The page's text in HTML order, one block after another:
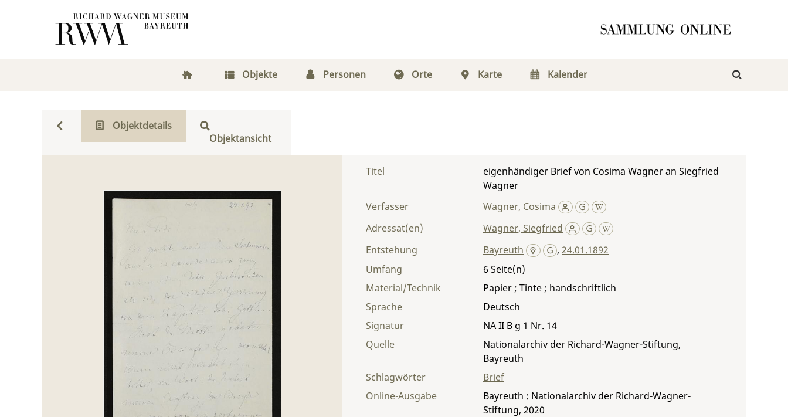
Objekte Personen Orte Karte Kalender
Objektdetails
Objektansicht
Titel
eigenhändiger Brief von Cosima Wagner an Siegfried
Wagner
Verfasser
Wagner, Cosima
Adressat(en)
Wagner, Siegfried
Entstehung
Bayreuth ,24.01.1892
Umfang
6
Material/Technik
Papier ; Tinte ; handschriftlich
Sprache
Deutsch
Signatur
NA II B g 1 Nr. 14
Quelle
Nationalarchiv der Richard-Wagner-Stiftung,
Bayreuth
Schlagwörter
Brief
Online-Ausgabe
Bayreuth : Nationalarchiv der Richard-Wagner-
Stiftung, 2020